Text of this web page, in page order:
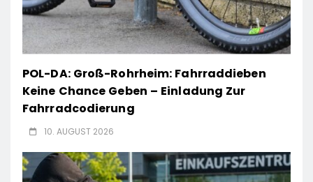
POL-DA: Groß-Rohrheim: Fahrraddieben
Keine Chance Geben – Einladung Zur
Fahrradcodierung
10. AUGUST 2026